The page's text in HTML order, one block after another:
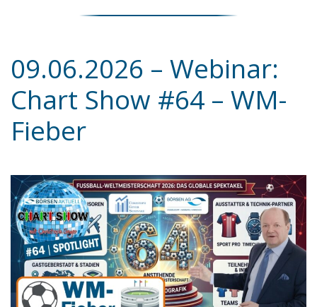
09.06.2026 – Webinar:
Chart Show #64 – WM-
Fieber